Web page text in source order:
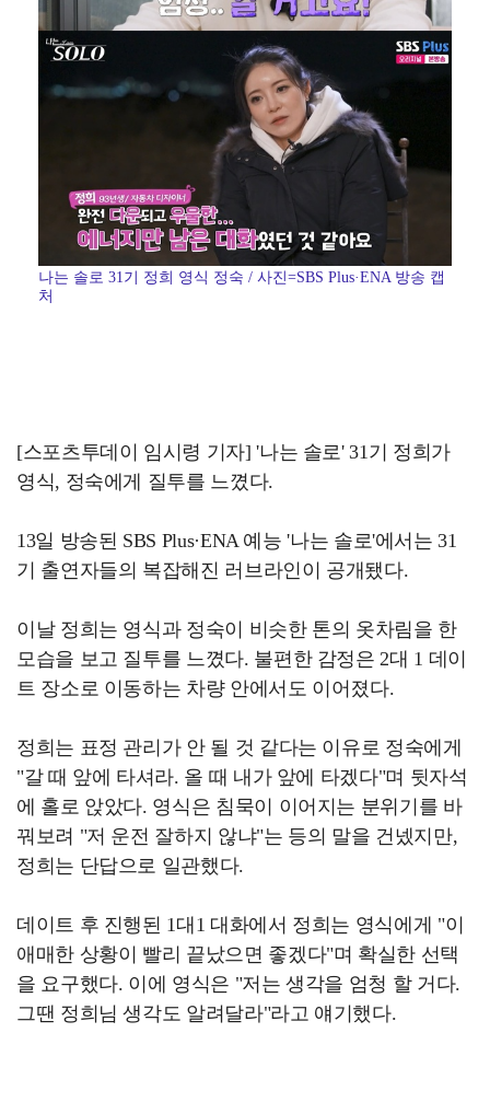
나는 솔로 31기 정희 영식 정숙 / 사진=SBS Plus·ENA 방송 캡
처
[스포츠투데이 임시령 기자] '나는 솔로' 31기 정희가
영식, 정숙에게 질투를 느꼈다.
13일 방송된 SBS Plus·ENA 예능 '나는 솔로'에서는 31
기 출연자들의 복잡해진 러브라인이 공개됐다.
이날 정희는 영식과 정숙이 비슷한 톤의 옷차림을 한
모습을 보고 질투를 느꼈다. 불편한 감정은 2대 1 데이
트 장소로 이동하는 차량 안에서도 이어졌다.
정희는 표정 관리가 안 될 것 같다는 이유로 정숙에게
"갈 때 앞에 타셔라. 올 때 내가 앞에 타겠다"며 뒷자석
에 홀로 앉았다. 영식은 침묵이 이어지는 분위기를 바
꿔보려 "저 운전 잘하지 않냐"는 등의 말을 건넸지만,
정희는 단답으로 일관했다.
데이트 후 진행된 1대1 대화에서 정희는 영식에게 "이
애매한 상황이 빨리 끝났으면 좋겠다"며 확실한 선택
을 요구했다. 이에 영식은 "저는 생각을 엄청 할 거다.
그땐 정희님 생각도 알려달라"라고 얘기했다.